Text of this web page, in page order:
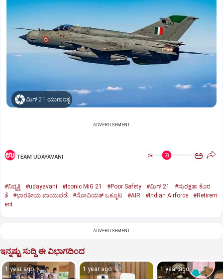
ಮಿಗ್‌ 21 ಯುಗಾಂತ್ಯ
ADVERTISEMENT
TEAM UDAYAVANI ಅ ಅ
#ನಿವೃತ್ತಿ #udayavani #Iconic MiG 21 #Poor Safety #ಮಿಗ್‌ 21
#ಸುರಕ್ಷತಾ ಕೊರ
ತೆ
#ಭಾರತೀಯ ವಾಯುಪಡೆ #ಸೋವಿಯತ್‌ ಒಕ್ಕೂಟ #AIR #Indian Airforce
#Retirem
ent
ADVERTISEMENT
ಇನ್ನಷ್ಟು ಸುದ್ದಿ ಈ ವಿಭಾಗದಿಂದ
1 year ago 1 year ago 1 year ago